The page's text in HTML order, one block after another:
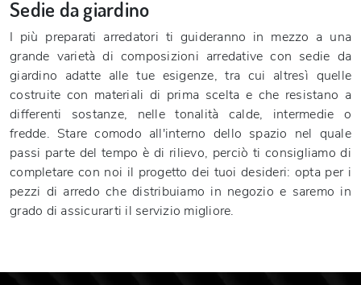
Sedie da giardino
I più preparati arredatori ti guideranno in mezzo a una
grande varietà di composizioni arredative con sedie da
giardino adatte alle tue esigenze, tra cui altresì quelle
costruite con materiali di prima scelta e che resistano a
differenti sostanze, nelle tonalità calde, intermedie o
fredde. Stare comodo all'interno dello spazio nel quale
passi parte del tempo è di rilievo, perciò ti consigliamo di
completare con noi il progetto dei tuoi desideri: opta per i
pezzi di arredo che distribuiamo in negozio e saremo in
grado di assicurarti il servizio migliore.